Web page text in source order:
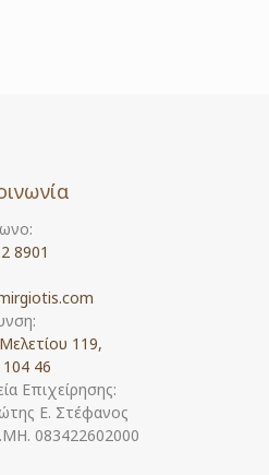
8901
119,
46
Επιχείρησης:
Ε. Στέφανος
083422602000